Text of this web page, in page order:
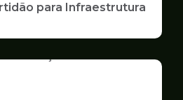
para Infraestrutura